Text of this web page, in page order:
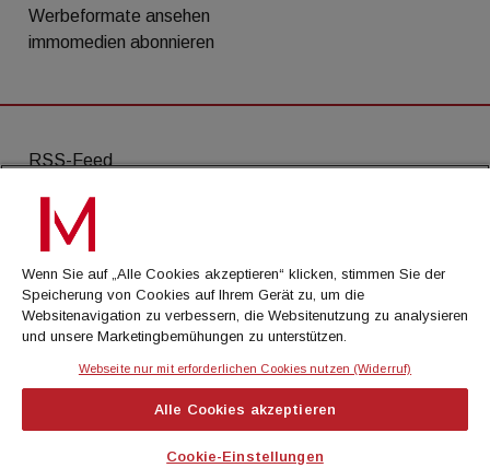
Werbeformate ansehen
immomedien abonnieren
© Cachalot Media House GmbH - Alle Rechte
RSS-Feed
AGB
Datenschutz
Kontakt
Impressum
Wenn Sie auf „Alle Cookies akzeptieren“ klicken, stimmen Sie der
Speicherung von Cookies auf Ihrem Gerät zu, um die
Websitenavigation zu verbessern, die Websitenutzung zu analysieren
und unsere Marketingbemühungen zu unterstützen.
Webseite nur mit erforderlichen Cookies nutzen (Widerruf)
Alle Cookies akzeptieren
Cookie-Einstellungen